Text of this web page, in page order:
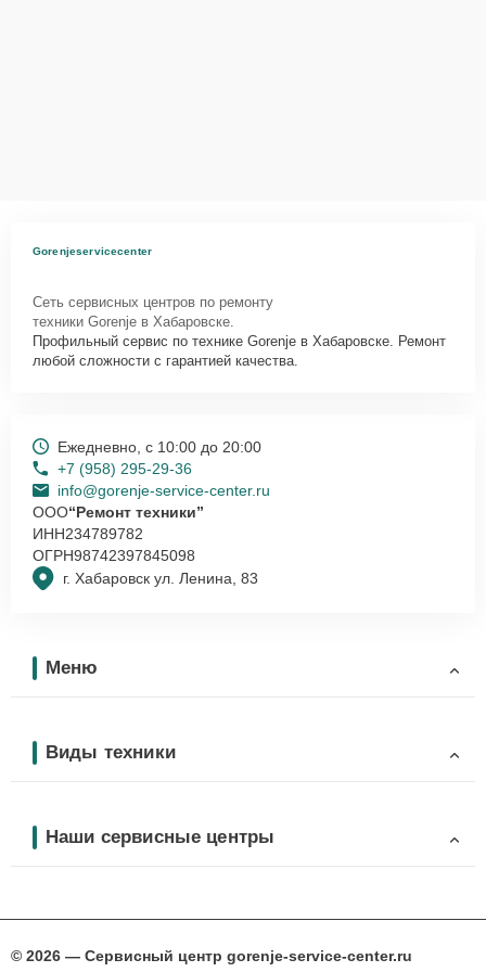
Для запуска процесса ремонта посудомоечной машины Gorenje
оперативно проконсультируют по всем необходимым вопросам,
запишут на диагностику, подскажут с вариантами курьерской
доставки или оформят выезд мастера в удобное время и место.
Gorenjeservicecenter
Сеть сервисных центров по ремонту
техники Gorenje в Хабаровске.
Профильный сервис по технике Gorenje в Хабаровске. Ремонт
любой сложности с гарантией качества.
г. Хабаровск ул. Ленина, 83
Ежедневно, с 10:00 до 20:00
+7 (958) 295-29-36
info@gorenje-service-center.ru
ООО“Ремонт техники”
ИНН234789782
ОГРН98742397845098
Меню
Виды техники
Наши сервисные центры
© 2026 — Сервисный центр gorenje-service-center.ru